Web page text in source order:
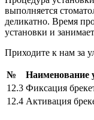
выполняется
деликатно. Время
установки и
Приходите к нам за
№ Наименование
12.3 Фиксация
12.4 Активация